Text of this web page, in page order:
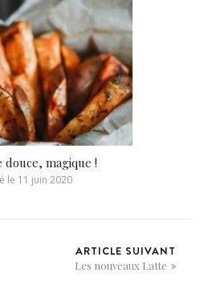
douce, magique !
le 11 juin 2020
ARTICLE SUIVANT
Les nouveaux Latte